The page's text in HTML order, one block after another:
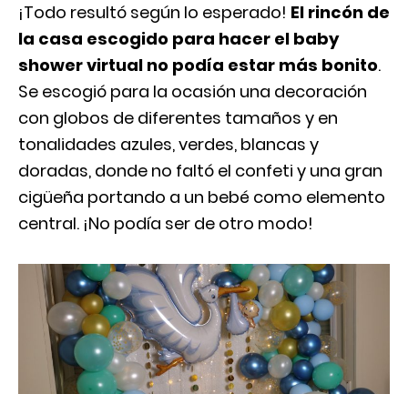
¡Todo resultó según lo esperado! El rincón de
la casa escogido para hacer el baby
shower virtual no podía estar más bonito.
Se escogió para la ocasión una decoración
con globos de diferentes tamaños y en
tonalidades azules, verdes, blancas y
doradas, donde no faltó el confeti y una gran
cigüeña portando a un bebé como elemento
central. ¡No podía ser de otro modo!